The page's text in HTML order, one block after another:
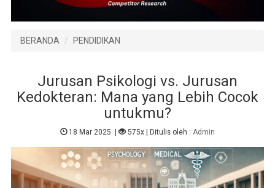
BERANDA PENDIDIKAN
Jurusan Psikologi vs. Jurusan
Kedokteran: Mana yang Lebih Cocok
untukmu?
18 Mar 2025 | 575x | Ditulis oleh :Admin